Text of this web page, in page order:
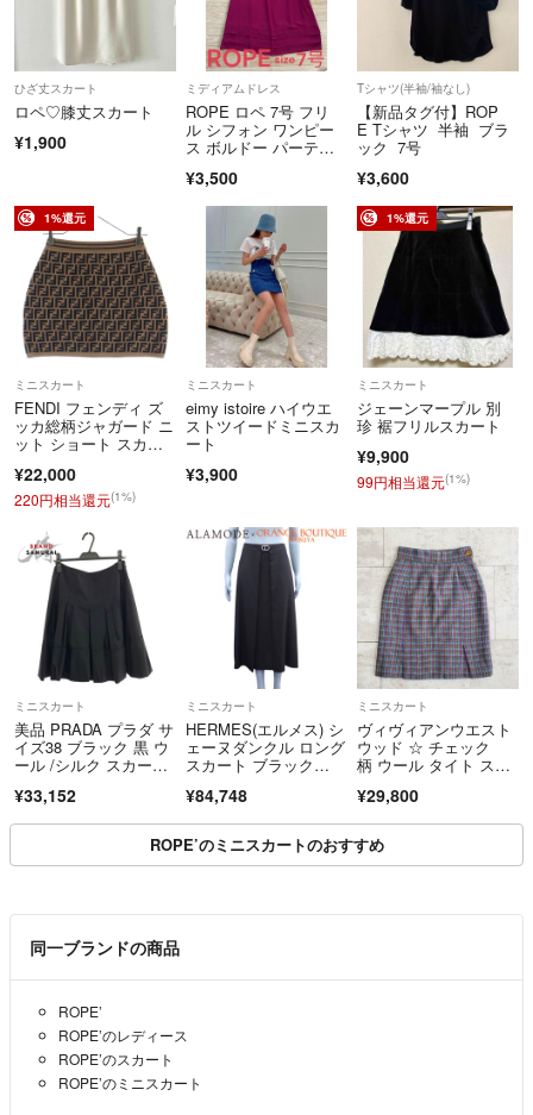
お届けするお品が、お子様の英語育児のお役に立てますように。
ひざ丈スカート
ロペ♡膝丈スカート
¥1,900
ミディアムドレス
ROPE ロペ 7号 フリ
ル シフォン ワンピー
ス ボルドー パーティ
¥3,500
Tシャツ(半袖/袖なし)
【新品タグ付】ROP
E Tシャツ 半袖 ブラ
ック 7号
¥3,600
1%還元
ミニスカート
FENDI フェンディ ズ
ッカ総柄ジャガード ニ
ット ショート スカー
ス キッズ JFG070 AE
YD
¥22,000
220円相当還元(1%)
ミニスカート
eimy istoire ハイウエ
ストツイードミニスカ
ート
¥3,900
1%還元
ミニスカート
ジェーンマープル 別
珍 裾フリルスカート
¥9,900
99円相当還元(1%)
ミニスカート
美品 PRADA プラダ サ
イズ38 ブラック 黒 ウ
ール /シルク スカー
ト レディース 60270
6 【中古】
¥33,152
ミニスカート
HERMES(エルメス) シ
ェーヌダンクル ロング
スカート ブラック
具 スカート 2020年 ア
パレル ファッショ
ン 衣類 ボトムス レデ
ィース 40802213195
【アラモード】
¥84,748
ミニスカート
ヴィヴィアンウエスト
ウッド ☆ チェック
柄 ウール タイト スカ
製 オーブ 裏地有
¥29,800
ROPE’のミニスカートのおすすめ
同一ブランドの商品
ROPE’
ROPE’のレディース
ROPE’のスカート
ROPE’のミニスカート